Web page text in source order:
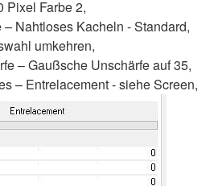
Pixel Farbe 2,
Nahtloses Kacheln - Standard,
umkehren,
– Gaußsche Unschärfe auf 35,
– Entrelacement - siehe Screen,